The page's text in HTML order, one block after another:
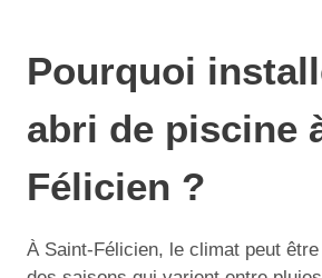
Pourquoi
abri de piscine
Félicien ?
À Saint-Félicien, le climat peut